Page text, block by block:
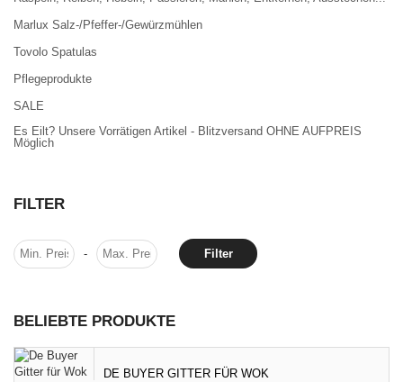
Marlux Salz-/Pfeffer-/Gewürzmühlen
Tovolo Spatulas
Pflegeprodukte
SALE
Es Eilt? Unsere Vorrätigen Artikel - Blitzversand OHNE AUFPREIS
Möglich
FILTER
- Filter
BELIEBTE PRODUKTE
DE BUYER GITTER FÜR WOK